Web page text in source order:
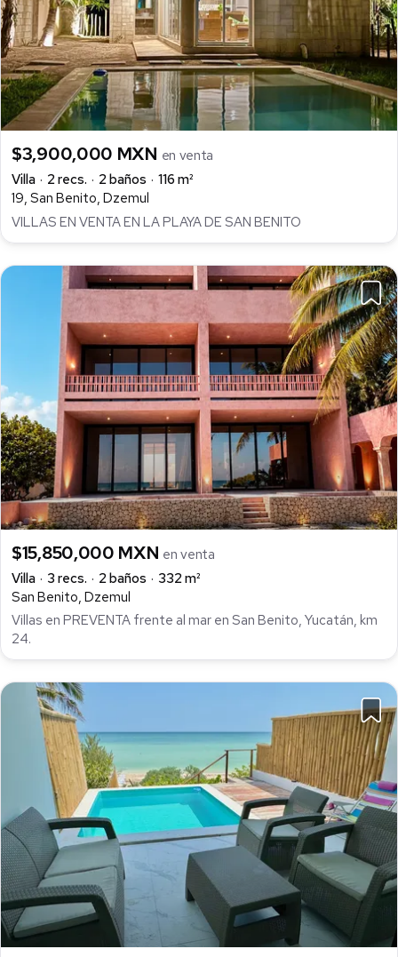
$3,900,000 MXN en venta
Villa
2 recs. 2 baños
116 m²
19, San Benito, Dzemul
VILLAS EN VENTA EN LA PLAYA DE SAN BENITO
$15,850,000 MXN en venta
Villa
3 recs. 2 baños
332 m²
San Benito, Dzemul
Villas en PREVENTA frente al mar en San Benito, Yucatán, km
24.